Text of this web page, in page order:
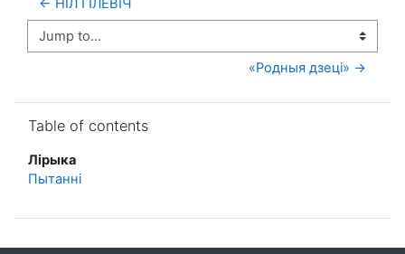
← НІЛ ГІЛЕВІЧ
Jump to...
«Родныя дзеці» →
Table of contents
Лiрыка
Пытанні